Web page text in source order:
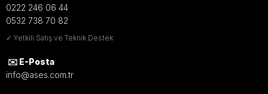
0222 246 06 44
0532 738 70 82
✓ Yetkili Satış ve Teknik Destek
✉️ E-Posta
info@ases.com.tr